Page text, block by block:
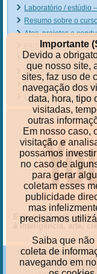
Laboratório / estúdio
Resumo sobre o
Atos, projetos e
FAQ do curso de DJ
Comunicado aos ex-
Detalhes do curso de
Curso Xtreme DJ
Ex-alunos do cursos
Este canal está
à inteligência, arte,
Xtreme-DJ |Artigos,
Copyright ©
(Site
Importante
Devido a
que nosso site,
sites, faz uso de
navegação dos
data, hora, tipo
visitadas,
outras
Em nosso caso,
visitação e
possamos
no caso de
para gerar
coletam esses
publicidade
mas
precisamos
Saiba que
coleta de
navegando em